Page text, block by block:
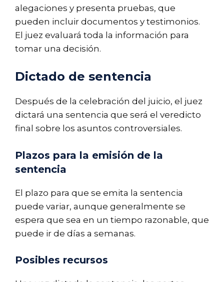
alegaciones y presenta pruebas, que
pueden incluir documentos y testimonios.
El juez evaluará toda la información para
tomar una decisión.
Dictado de sentencia
Después de la celebración del juicio, el juez
dictará una sentencia que será el veredicto
final sobre los asuntos controversiales.
Plazos para la emisión de la
sentencia
El plazo para que se emita la sentencia
puede variar, aunque generalmente se
espera que sea en un tiempo razonable, que
puede ir de días a semanas.
Posibles recursos